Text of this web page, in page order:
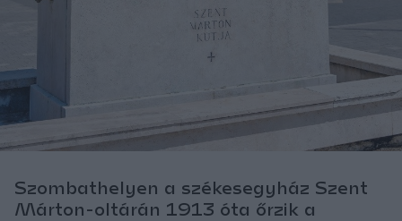
Szombathelyen a székesegyház Szent
Márton-oltárán 1913 óta őrzik a